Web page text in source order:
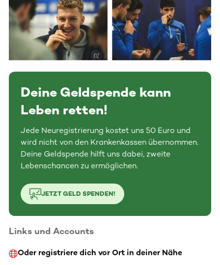
Deine Geldspende kann
Leben retten!
Jede Neuregistrierung kostet uns 50 Euro und
wird nicht von den Krankenkassen übernommen.
Deine Geldspende hilft uns dabei, zweite
Lebenschancen zu ermöglichen.
JETZT GELD SPENDEN!
Links und Accounts
Oder registriere dich vor Ort in deiner Nähe